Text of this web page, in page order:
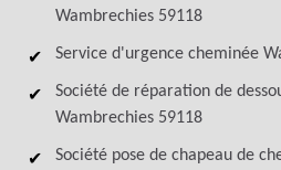
Wambrechies 59118
Service d'urgence cheminée
Société de réparation de
Wambrechies 59118
Société pose de chapeau de